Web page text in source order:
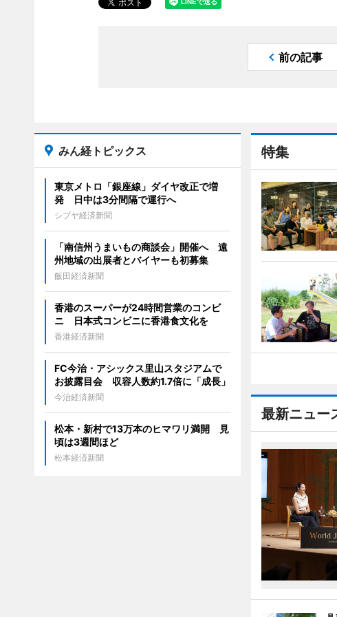
前の記事
特集
最新ニュー
みん経トピックス
東京メトロ「銀座線」ダイヤ改正で増
発 日中は3分間隔で運行へ
シブヤ経済新聞
「南信州うまいもの商談会」開催へ 遠
州地域の出展者とバイヤーも初募集
飯田経済新聞
香港のスーパーが24時間営業のコンビ
ニ 日本式コンビニに香港食文化を
香港経済新聞
FC今治・アシックス里山スタジアムで
お披露目会 収容人数約1.7倍に「成長」
今治経済新聞
松本・新村で13万本のヒマワリ満開 見
頃は3週間ほど
松本経済新聞